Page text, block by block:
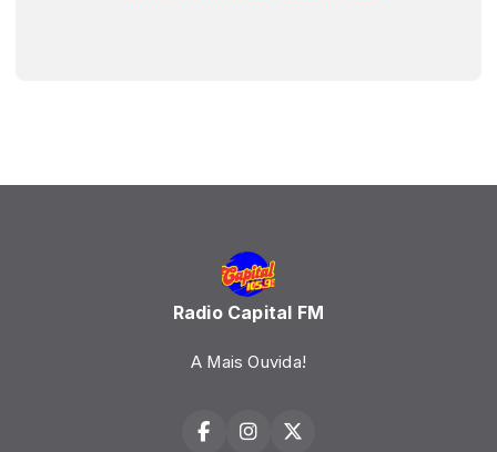
Radio Capital FM
A Mais Ouvida!